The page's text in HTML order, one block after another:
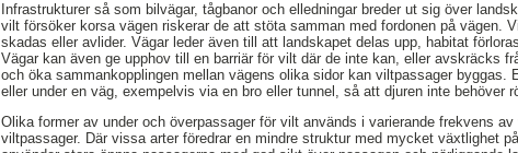
Infrastrukturer så som bilvägar, tågbanor och elledningar breder ut sig över
vilt försöker korsa vägen riskerar de att stöta samman med fordonen på vägen.
skadas eller avlider. Vägar leder även till att landskapet delas upp, habitat
Vägar kan även ge upphov till en barriär för vilt där de inte kan, eller avskräcks
och öka sammankopplingen mellan vägens olika sidor kan viltpassager
eller under en väg, exempelvis via en bro eller tunnel, så att djuren inte behöver
Olika former av under och överpassager för vilt används i varierande frekvens
viltpassager. Där vissa arter föredrar en mindre struktur med mycket växtlighet